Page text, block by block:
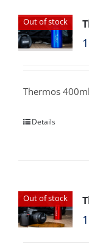
Out of stock
Thermos
Details
Out of stock